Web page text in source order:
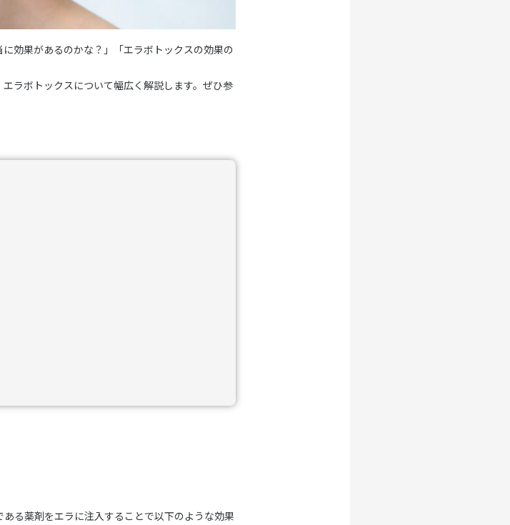
効果があるのかな？」「エラボトックスの効果の
ラボトックスについて幅広く解説します。ぜひ参
る薬剤をエラに注入することで以下のような効果